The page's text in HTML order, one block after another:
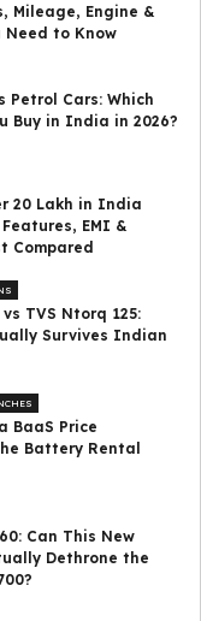
Mileage, Engine &
Need to Know
Petrol Cars: Which
Buy in India in 2026?
₹20 Lakh in India
EMI &
Compared
vs TVS Ntorq 125:
Survives Indian
BaaS Price
Battery Rental
Can This New
Dethrone the